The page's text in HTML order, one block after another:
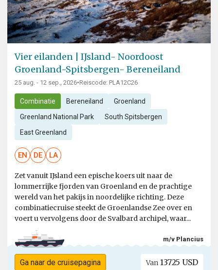
Vier eilanden | IJsland- Noordoost
Groenland-Spitsbergen- Bereneiland
25 aug. - 12 sep., 2026•Reiscode: PLA12C26
Combinatie Bereneiland Groenland
Greenland National Park South Spitsbergen
East Greenland
EN DE LA
Zet vanuit IJsland een epische koers uit naar de
lommerrijke fjorden van Groenland en de prachtige
wereld van het pakijs in noordelijke richting. Deze
combinatiecruise steekt de Groenlandse Zee over en
voert u vervolgens door de Svalbard archipel, waar...
m/v Plancius
Ga naar de cruisepagina Van 13725 USD